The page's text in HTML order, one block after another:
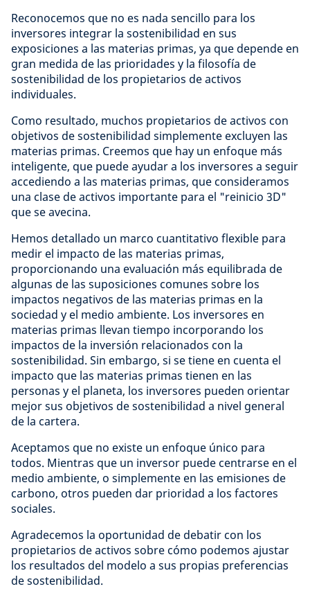
Reconocemos que no es nada sencillo para los
inversores integrar la sostenibilidad en sus
exposiciones a las materias primas, ya que depende en
gran medida de las prioridades y la filosofía de
sostenibilidad de los propietarios de activos
individuales.
Como resultado, muchos propietarios de activos con
objetivos de sostenibilidad simplemente excluyen las
materias primas. Creemos que hay un enfoque más
inteligente, que puede ayudar a los inversores a seguir
accediendo a las materias primas, que consideramos
una clase de activos importante para el "reinicio 3D"
que se avecina.
Hemos detallado un marco cuantitativo flexible para
medir el impacto de las materias primas,
proporcionando una evaluación más equilibrada de
algunas de las suposiciones comunes sobre los
impactos negativos de las materias primas en la
sociedad y el medio ambiente. Los inversores en
materias primas llevan tiempo incorporando los
impactos de la inversión relacionados con la
sostenibilidad. Sin embargo, si se tiene en cuenta el
impacto que las materias primas tienen en las
personas y el planeta, los inversores pueden orientar
mejor sus objetivos de sostenibilidad a nivel general
de la cartera.
Aceptamos que no existe un enfoque único para
todos. Mientras que un inversor puede centrarse en el
medio ambiente, o simplemente en las emisiones de
carbono, otros pueden dar prioridad a los factores
sociales.
Agradecemos la oportunidad de debatir con los
propietarios de activos sobre cómo podemos ajustar
los resultados del modelo a sus propias preferencias
de sostenibilidad.